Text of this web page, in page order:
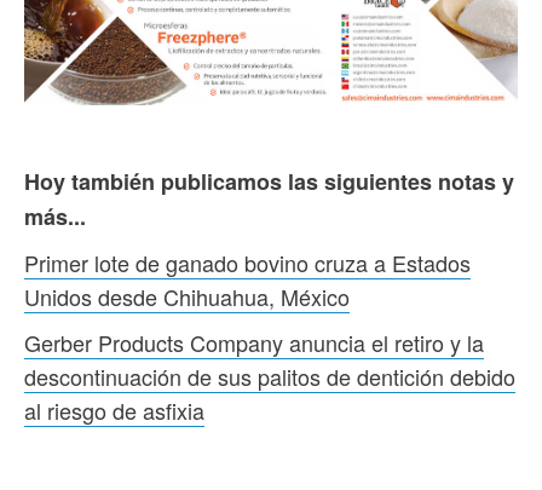
Hoy también publicamos las siguientes notas y
más...
Primer lote de ganado bovino cruza a Estados
Unidos desde Chihuahua, México
Gerber Products Company anuncia el retiro y la
descontinuación de sus palitos de dentición debido
al riesgo de asfixia